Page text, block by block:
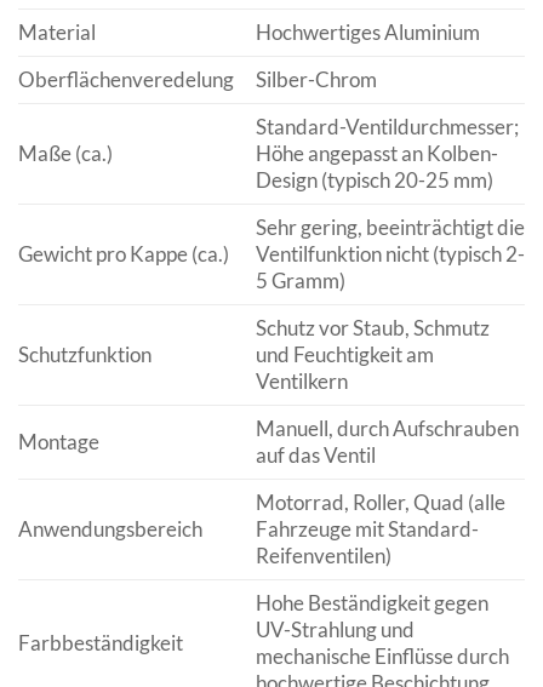
Material
Hochwertiges Aluminium
Oberflächenveredelung
Silber-Chrom
Maße (ca.)
Standard-Ventildurchmesser;
Höhe angepasst an Kolben-
Design (typisch 20-25 mm)
Gewicht pro Kappe (ca.)
Sehr gering, beeinträchtigt die
Ventilfunktion nicht (typisch 2-
5 Gramm)
Schutzfunktion
Schutz vor Staub, Schmutz
und Feuchtigkeit am
Ventilkern
Montage
Manuell, durch Aufschrauben
auf das Ventil
Anwendungsbereich
Motorrad, Roller, Quad (alle
Fahrzeuge mit Standard-
Reifenventilen)
Farbbeständigkeit
Hohe Beständigkeit gegen
UV-Strahlung und
mechanische Einflüsse durch